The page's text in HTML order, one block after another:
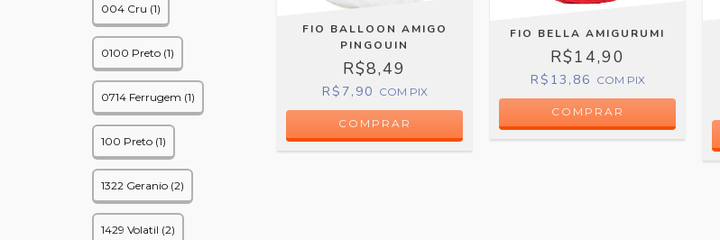
004 Cru (1)
0100 Preto (1)
0714 Ferrugem (1)
100 Preto (1)
1322 Geranio (2)
1429 Volatil (2)
FIO BALLOON AMIGO
PINGOUIN
R$8,49
R$7,90 COM PIX
COMPRAR
FIO BELLA AMIGURUMI
R$14,90
R$13,86 COM PIX
COMPRAR